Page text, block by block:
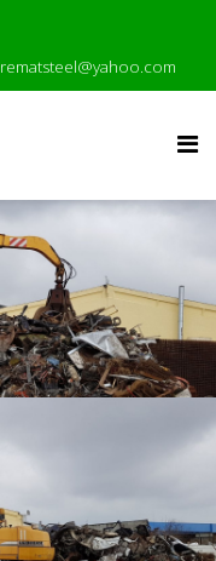
rematsteel@yahoo.com